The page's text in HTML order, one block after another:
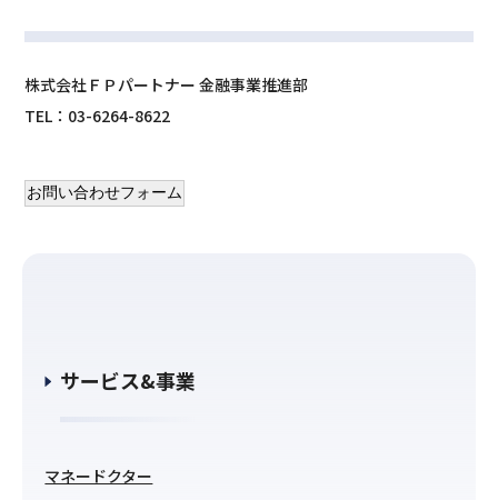
株式会社ＦＰパートナー 金融事業推進部
TEL：03-6264-8622
お問い合わせフォーム
サービス&事業
マネードクター